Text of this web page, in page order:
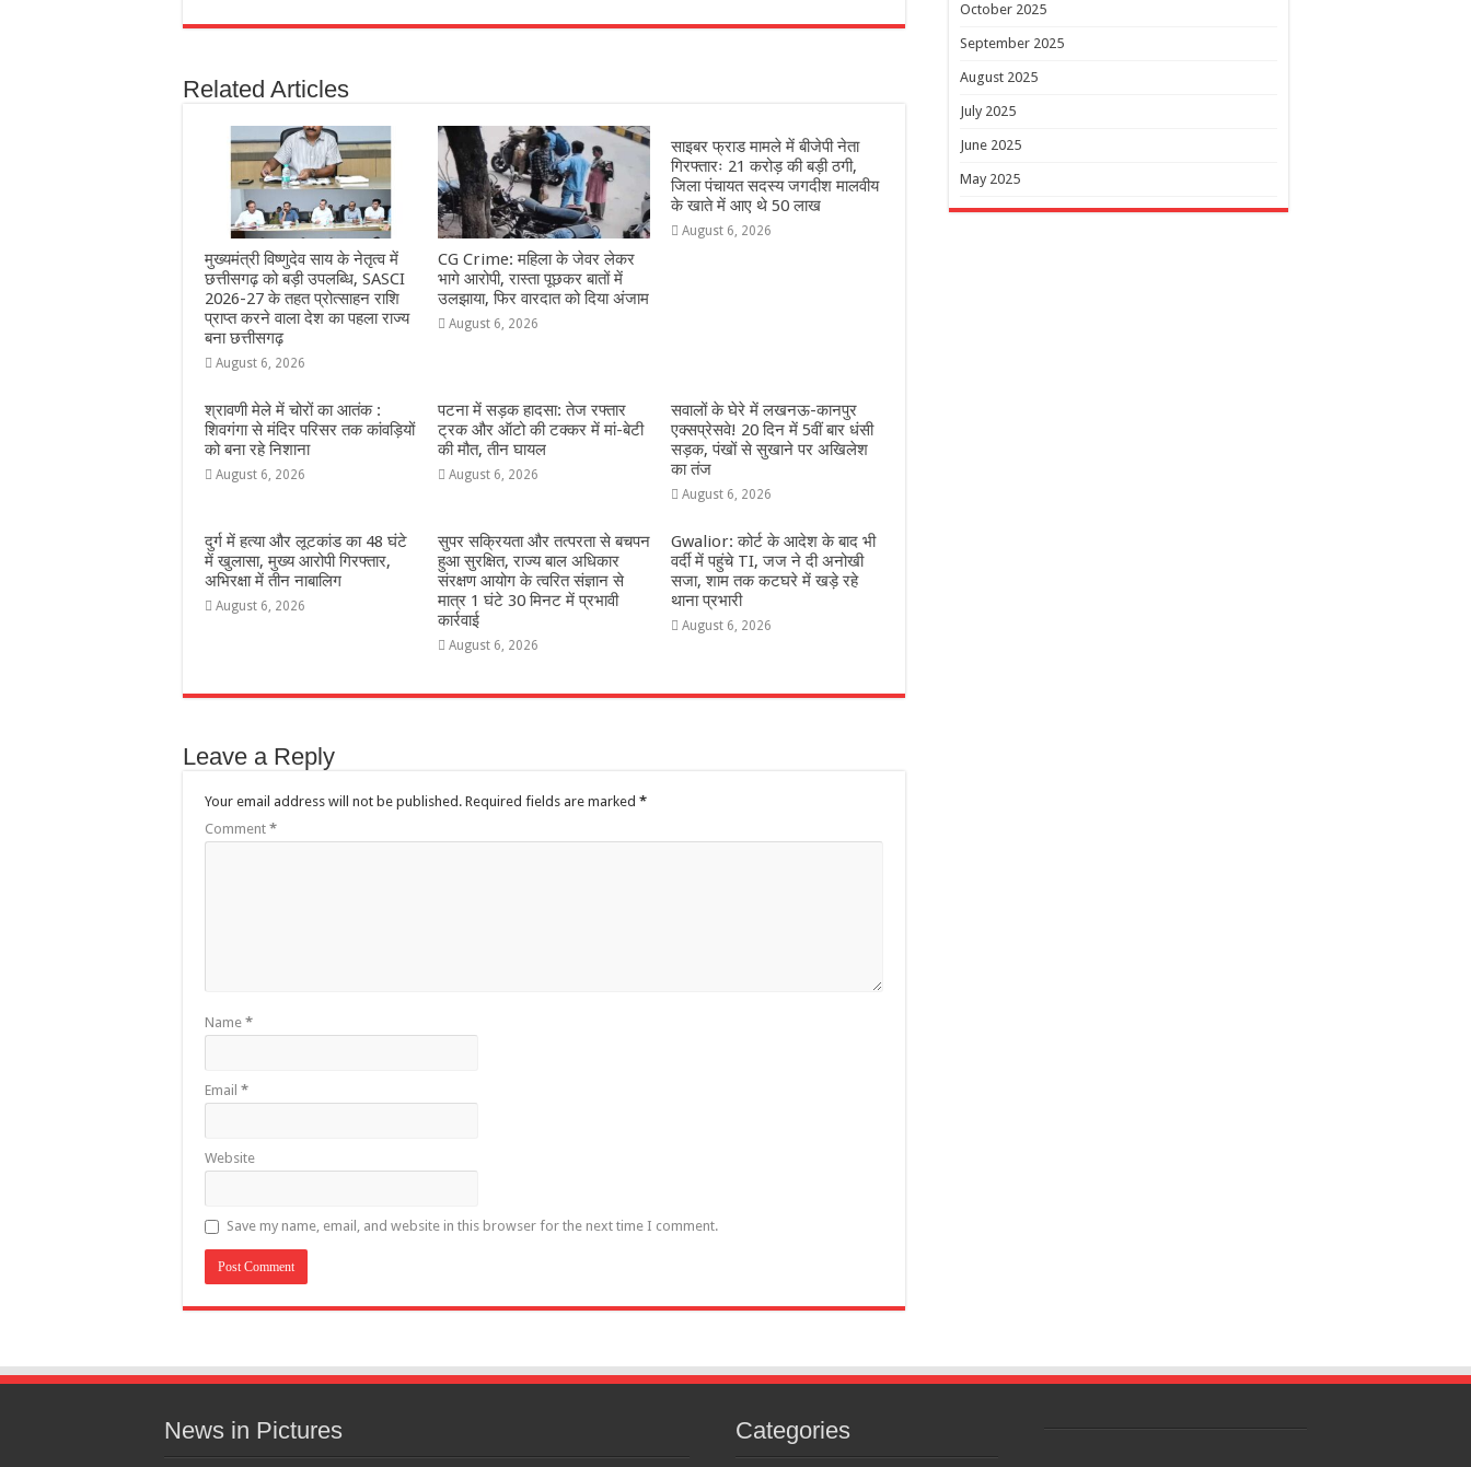
c
e
b
o
o
k
at
s
A
p
p
ss
n
g
e
r
itte
m
ar
Related Articles
मुख्यमंत्री विष्णुदेव साय के नेतृत्व में
छत्तीसगढ़ को बड़ी उपलब्धि, SASCI
2026-27 के तहत प्रोत्साहन राशि
प्राप्त करने वाला देश का पहला राज्य
बना छत्तीसगढ़
August 6, 2026
CG Crime: महिला के जेवर लेकर
भागे आरोपी, रास्ता पूछकर बातों में
उलझाया, फिर वारदात को दिया अंजाम
August 6, 2026
साइबर फ्राड मामले में बीजेपी नेता
गिरफ्तारः 21 करोड़ की बड़ी ठगी,
जिला पंचायत सदस्य जगदीश मालवीय
के खाते में आए थे 50 लाख
August 6, 2026
श्रावणी मेले में चोरों का आतंक :
शिवगंगा से मंदिर परिसर तक कांवड़ियों
को बना रहे निशाना
August 6, 2026
पटना में सड़क हादसा: तेज रफ्तार
ट्रक और ऑटो की टक्कर में मां-बेटी
की मौत, तीन घायल
August 6, 2026
सवालों के घेरे में लखनऊ-कानपुर
एक्सप्रेसवे! 20 दिन में 5वीं बार धंसी
सड़क, पंखों से सुखाने पर अखिलेश
का तंज
August 6, 2026
दुर्ग में हत्या और लूटकांड का 48 घंटे
में खुलासा, मुख्य आरोपी गिरफ्तार,
अभिरक्षा में तीन नाबालिग
August 6, 2026
सुपर सक्रियता और तत्परता से बचपन
हुआ सुरक्षित, राज्य बाल अधिकार
संरक्षण आयोग के त्वरित संज्ञान से
मात्र 1 घंटे 30 मिनट में प्रभावी
कार्रवाई
August 6, 2026
Gwalior: कोर्ट के आदेश के बाद भी
वर्दी में पहुंचे TI, जज ने दी अनोखी
सजा, शाम तक कटघरे में खड़े रहे
थाना प्रभारी
August 6, 2026
Leave a Reply
Your email address will not be published. Required fields are marked *
Comment *
Name *
Email *
Website
Save my name, email, and website in this browser for the next time I comment.
October 2025
September 2025
August 2025
July 2025
June 2025
May 2025
News in Pictures Categories